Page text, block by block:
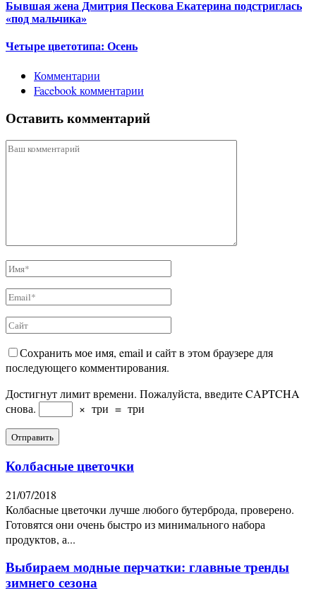
Бывшая жена Дмитрия Пескова Екатерина подстриглась
«под мальчика»
Четыре цветотипа: Осень
Комментарии
Facebook комментарии
Оставить комментарий
Сохранить мое имя, email и сайт в этом браузере для
последующего комментирования.
Достигнут лимит времени. Пожалуйста, введите CAPTCHA
снова.
× три = три
Колбасные цветочки
21/07/2018
Колбасные цветочки лучше любого бутерброда, проверено.
Готовятся они очень быстро из минимального набора
продуктов, а...
Выбираем модные перчатки: главные тренды
зимнего сезона